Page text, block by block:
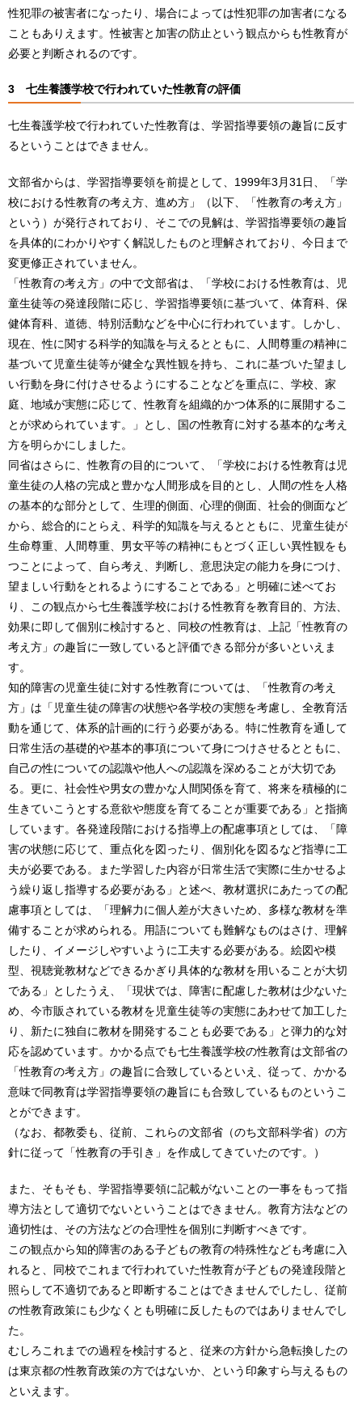
性犯罪の被害者になったり、場合によっては性犯罪の加害者になる
こともありえます。性被害と加害の防止という観点からも性教育が
必要と判断されるのです。
3 七生養護学校で行われていた性教育の評価
七生養護学校で行われていた性教育は、学習指導要領の趣旨に反す
るということはできません。
文部省からは、学習指導要領を前提として、1999年3月31日、「学
校における性教育の考え方、進め方」（以下、「性教育の考え方」
という）が発行されており、そこでの見解は、学習指導要領の趣旨
を具体的にわかりやすく解説したものと理解されており、今日まで
変更修正されていません。
「性教育の考え方」の中で文部省は、「学校における性教育は、児
童生徒等の発達段階に応じ、学習指導要領に基づいて、体育科、保
健体育科、道徳、特別活動などを中心に行われています。しかし、
現在、性に関する科学的知識を与えるとともに、人間尊重の精神に
基づいて児童生徒等が健全な異性観を持ち、これに基づいた望まし
い行動を身に付けさせるようにすることなどを重点に、学校、家
庭、地域が実態に応じて、性教育を組織的かつ体系的に展開するこ
とが求められています。」とし、国の性教育に対する基本的な考え
方を明らかにしました。
同省はさらに、性教育の目的について、「学校における性教育は児
童生徒の人格の完成と豊かな人間形成を目的とし、人間の性を人格
の基本的な部分として、生理的側面、心理的側面、社会的側面など
から、総合的にとらえ、科学的知識を与えるとともに、児童生徒が
生命尊重、人間尊重、男女平等の精神にもとづく正しい異性観をも
つことによって、自ら考え、判断し、意思決定の能力を身につけ、
望ましい行動をとれるようにすることである」と明確に述べてお
り、この観点から七生養護学校における性教育を教育目的、方法、
効果に即して個別に検討すると、同校の性教育は、上記「性教育の
考え方」の趣旨に一致していると評価できる部分が多いといえま
す。
知的障害の児童生徒に対する性教育については、「性教育の考え
方」は「児童生徒の障害の状態や各学校の実態を考慮し、全教育活
動を通じて、体系的計画的に行う必要がある。特に性教育を通して
日常生活の基礎的や基本的事項について身につけさせるとともに、
自己の性についての認識や他人への認識を深めることが大切であ
る。更に、社会性や男女の豊かな人間関係を育て、将来を積極的に
生きていこうとする意欲や態度を育てることが重要である」と指摘
しています。各発達段階における指導上の配慮事項としては、「障
害の状態に応じて、重点化を図ったり、個別化を図るなど指導に工
夫が必要である。また学習した内容が日常生活で実際に生かせるよ
う繰り返し指導する必要がある」と述べ、教材選択にあたっての配
慮事項としては、「理解力に個人差が大きいため、多様な教材を準
備することが求められる。用語についても難解なものはさけ、理解
したり、イメージしやすいように工夫する必要がある。絵図や模
型、視聴覚教材などできるかぎり具体的な教材を用いることが大切
である」としたうえ、「現状では、障害に配慮した教材は少ないた
め、今市販されている教材を児童生徒等の実態にあわせて加工した
り、新たに独自に教材を開発することも必要である」と弾力的な対
応を認めています。かかる点でも七生養護学校の性教育は文部省の
「性教育の考え方」の趣旨に合致しているといえ、従って、かかる
意味で同教育は学習指導要領の趣旨にも合致しているものというこ
とができます。
（なお、都教委も、従前、これらの文部省（のち文部科学省）の方
針に従って「性教育の手引き」を作成してきていたのです。）
また、そもそも、学習指導要領に記載がないことの一事をもって指
導方法として適切でないということはできません。教育方法などの
適切性は、その方法などの合理性を個別に判断すべきです。
この観点から知的障害のある子どもの教育の特殊性なども考慮に入
れると、同校でこれまで行われていた性教育が子どもの発達段階と
照らして不適切であると即断することはできませんでしたし、従前
の性教育政策にも少なくとも明確に反したものではありませんでし
た。
むしろこれまでの過程を検討すると、従来の方針から急転換したの
は東京都の性教育政策の方ではないか、という印象すら与えるもの
といえます。